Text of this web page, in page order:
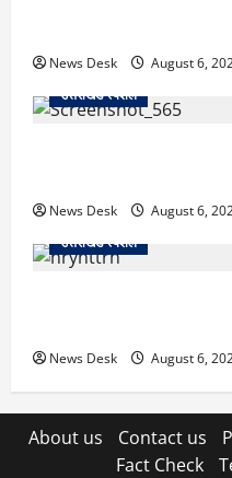
News Desk August 6,
उत्तराखंड स्पेशल
News Desk August 6,
उत्तराखंड स्पेशल
News Desk August 6,
About us Contact us
Fact Check